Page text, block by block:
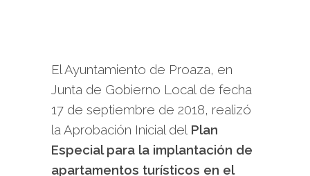
El Ayuntamiento de Proaza, en
Junta de Gobierno Local de fecha
17 de septiembre de 2018, realizó
la Aprobación Inicial del Plan
Especial para la implantación de
apartamentos turísticos en el